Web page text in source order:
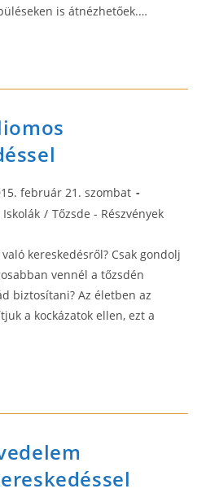
is átnézhetőek.…
február 21. szombat
Iskolák / Tőzsde - Részvények
kereskedésről? Csak gondolj
vennél a tőzsdén
biztosítani? Az életben az
a kockázatok ellen, ezt a